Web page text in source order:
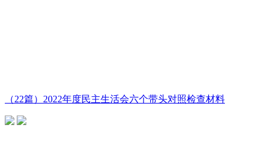
（22篇）2022年度民主生活会六个带头对照检查材料